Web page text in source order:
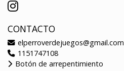
CONTACTO
elperroverdejuegos@gmail.com
1151747108
Botón de arrepentimiento